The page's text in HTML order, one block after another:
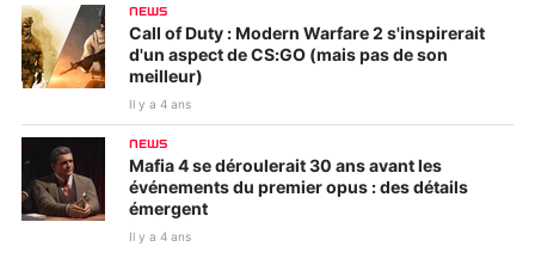
NEWS
Call of Duty : Modern Warfare 2 s'inspirerait
d'un aspect de CS:GO (mais pas de son
meilleur)
Il y a 4 ans
NEWS
Mafia 4 se déroulerait 30 ans avant les
événements du premier opus : des détails
émergent
Il y a 4 ans